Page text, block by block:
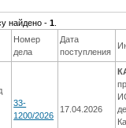
найдено -1
Номер
дела
Дата
поступления
33-
1200/2026
17.04.2026